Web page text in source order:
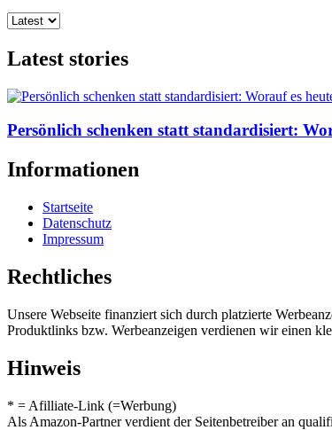
Latest stories
Persönlich schenken statt standardisiert:
Informationen
Startseite
Datenschutz
Impressum
Rechtliches
Unsere Webseite finanziert sich durch platzierte
Produktlinks bzw. Werbeanzeigen verdienen wir einen
Hinweis
* = Afilliate-Link (=Werbung)
Als Amazon-Partner verdient der Seitenbetreiber an